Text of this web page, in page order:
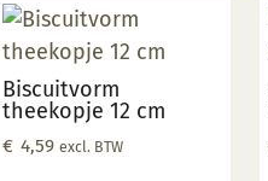
Biscuitvorm
theekopje 12 cm
€ 4,59 excl. BTW